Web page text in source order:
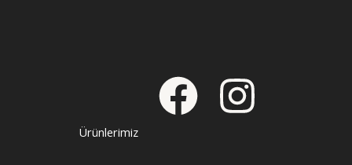
Ürünlerimiz